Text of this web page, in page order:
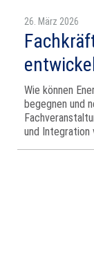
26. März 2026
Wie können
begegnen und
und Integration